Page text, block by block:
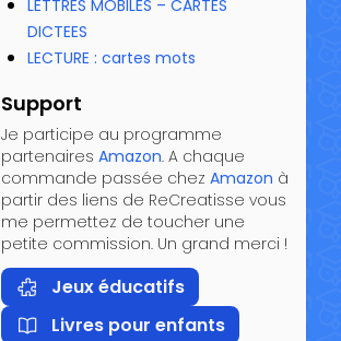
LETTRES MOBILES – CARTES
DICTEES
LECTURE : cartes mots
Support
Je participe au programme
partenaires Amazon. A chaque
commande passée chez Amazon à
partir des liens de ReCreatisse vous
me permettez de toucher une
petite commission. Un grand merci !
Jeux éducatifs
Livres pour enfants